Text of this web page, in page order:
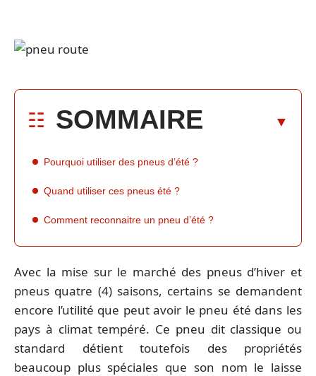
SOMMAIRE
Pourquoi utiliser des pneus d’été ?
Quand utiliser ces pneus été ?
Comment reconnaitre un pneu d’été ?
Avec la mise sur le marché des pneus d’hiver et
pneus quatre (4) saisons, certains se demandent
encore l’utilité que peut avoir le pneu été dans les
pays à climat tempéré. Ce pneu dit classique ou
standard détient toutefois des propriétés
beaucoup plus spéciales que son nom le laisse